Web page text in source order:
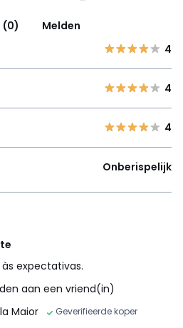
(0)
Melden
4
4
4
Onberispelijk
expectativas.
aan een vriend(in)
Maior Geverifieerde koper